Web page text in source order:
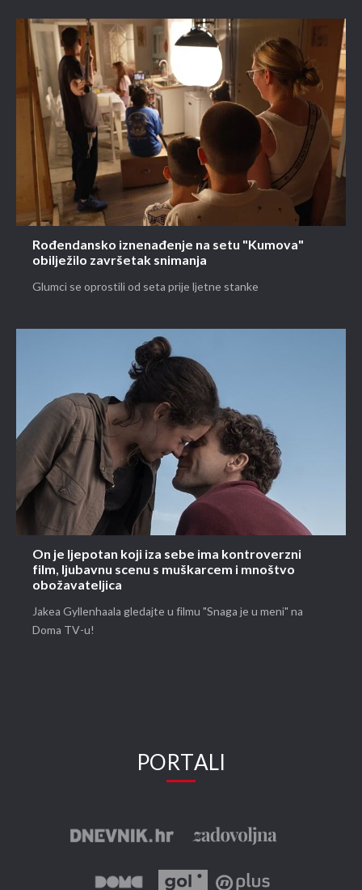
Rođendansko iznenađenje na setu "Kumova"
obilježilo završetak snimanja
Glumci se oprostili od seta prije ljetne stanke
On je ljepotan koji iza sebe ima kontroverzni
film, ljubavnu scenu s muškarcem i mnoštvo
obožavateljica
Jakea Gyllenhaala gledajte u filmu "Snaga je u meni" na
Doma TV-u!
PORTALI